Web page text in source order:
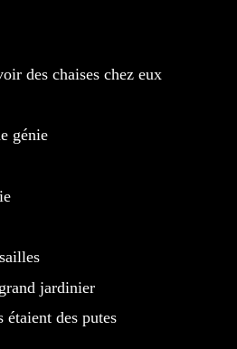
des chaises chez eux
génie
jardinier
des putes